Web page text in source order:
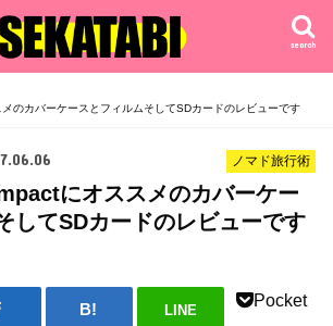
search
のカバーケースとフィルムそしてSDカードのレビューです
ノマド旅行術
にオススメのカバーケー
してSDカードのレビューです
LINE
Pocket